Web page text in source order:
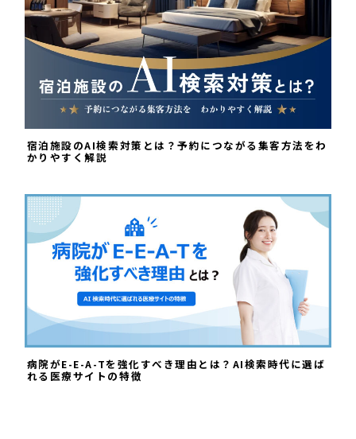
宿泊施設のAI検索対策とは？予約につながる集客方法をわ
かりやすく解説
病院がE-E-A-Tを強化すべき理由とは？AI検索時代に選ば
れる医療サイトの特徴